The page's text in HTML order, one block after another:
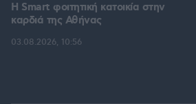
Η Smart φοιτητική κατοικία στην
καρδιά της Αθήνας
03.08.2026, 10:56